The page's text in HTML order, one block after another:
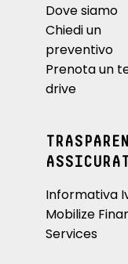
Dove siamo
Chiedi un
preventivo
Prenota un
drive
Informativa
Mobilize
Services